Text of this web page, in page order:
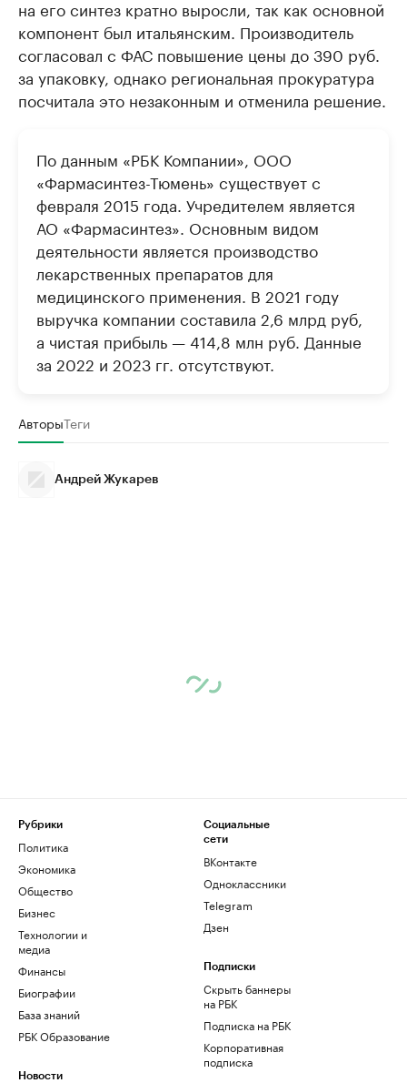
на его синтез кратно выросли, так как основной
компонент был итальянским. Производитель
согласовал с ФАС повышение цены до 390 руб.
за упаковку, однако региональная прокуратура
посчитала это незаконным и отменила решение.
По данным «РБК Компании», ООО
«Фармасинтез-Тюмень» существует с
февраля 2015 года. Учредителем является
АО «Фармасинтез». Основным видом
деятельности является производство
лекарственных препаратов для
медицинского применения. В 2021 году
выручка компании составила 2,6 млрд руб,
а чистая прибыль — 414,8 млн руб. Данные
за 2022 и 2023 гг. отсутствуют.
АвторыТеги
Андрей Жукарев
Рубрики
Политика
Экономика
Общество
Бизнес
Технологии и
медиа
Финансы
Биографии
База знаний
РБК Образование
Новости
Социальные
сети
ВКонтакте
Одноклассники
Telegram
Дзен
Подписки
Скрыть баннеры
на РБК
Подписка на РБК
Корпоративная
подписка